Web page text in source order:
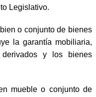
Legislativo.
o conjunto de bienes
la garantía mobiliaria,
y los bienes
mueble o conjunto de